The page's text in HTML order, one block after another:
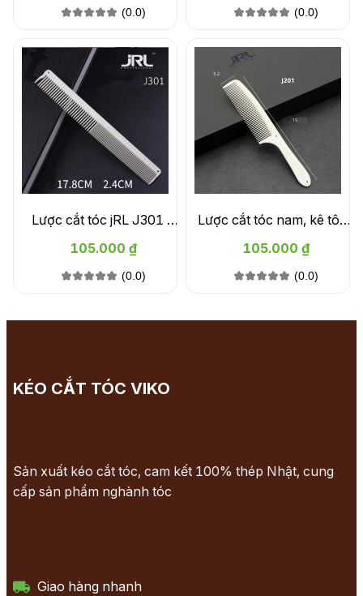
(0.0) (0.0)
Lược cắt tóc jRL J301 -
Trắng
105.000 ₫
(0.0)
Lược cắt tóc nam, kê tông
đơ jRL J201 - Trắng
105.000 ₫
(0.0)
KÉO CẮT TÓC VIKO
Sản xuất kéo cắt tóc, cam kết 100% thép Nhật, cung
cấp sản phẩm nghành tóc
Giao hàng nhanh